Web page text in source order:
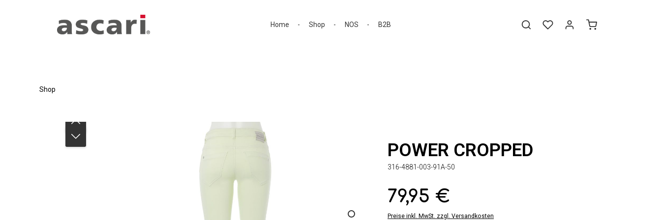
Home
Shop NOS B2B
Shop
POWER CROPPED
316-4881-003-91A-50
Regulärer Preis:
79,95 €
Preise inkl. MwSt. zzgl. Versandkosten